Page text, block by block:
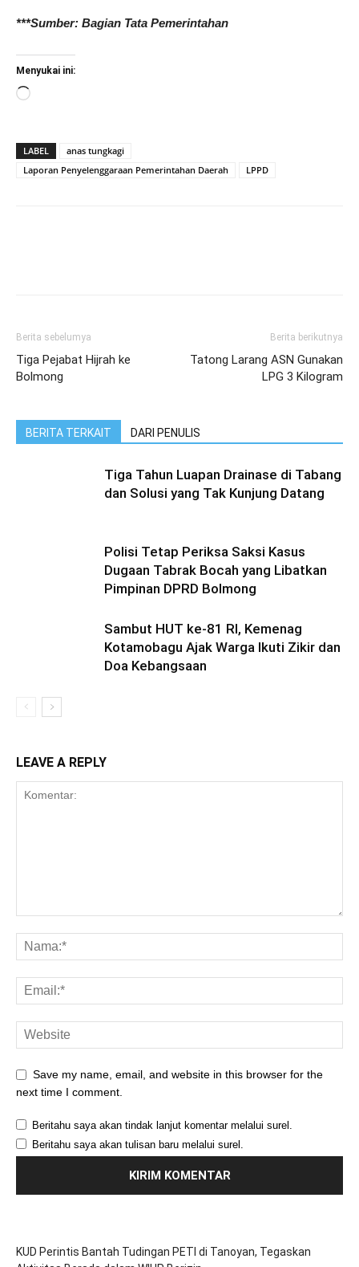
***Sumber: Bagian Tata Pemerintahan
Menyukai ini:
Memuat...
LABEL
anas tungkagi
Laporan Penyelenggaraan Pemerintahan Daerah
LPPD
Berita sebelumya
Tiga Pejabat Hijrah ke
Bolmong
Berita berikutnya
Tatong Larang ASN Gunakan
LPG 3 Kilogram
BERITA TERKAIT DARI PENULIS
Tiga Tahun Luapan Drainase di Tabang
dan Solusi yang Tak Kunjung Datang
Polisi Tetap Periksa Saksi Kasus
Dugaan Tabrak Bocah yang Libatkan
Pimpinan DPRD Bolmong
Sambut HUT ke-81 RI, Kemenag
Kotamobagu Ajak Warga Ikuti Zikir dan
Doa Kebangsaan
LEAVE A REPLY
Save my name, email, and website in this browser for the
next time I comment.
Beritahu saya akan tindak lanjut komentar melalui surel.
Beritahu saya akan tulisan baru melalui surel.
KUD Perintis Bantah Tudingan PETI di Tanoyan, Tegaskan